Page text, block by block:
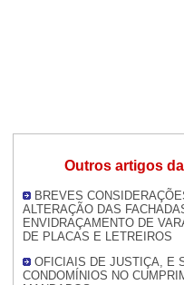
Outros artigos
BREVES
ALTERAÇÃO DAS
ENVIDRAÇAMENTO DE
DE PLACAS E LETREIROS
OFICIAIS DE JUSTIÇA, E
CONDOMÍNIOS NO